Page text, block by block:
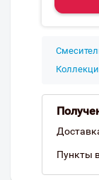
Пункты